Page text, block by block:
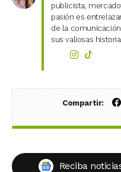
publicista,
pasión es
de la
sus valiosas
Compartir:
Reciba